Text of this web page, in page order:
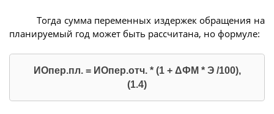
Тогда сумма переменных издержек обращения на
планируемый год может быть рассчитана, но формуле:
ИОпер.пл. = ИОпер.отч. * (1 + ΔФМ * Э /100),
(1.4)